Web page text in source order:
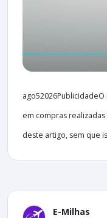
em compras
deste artigo, sem que
E-Milhas